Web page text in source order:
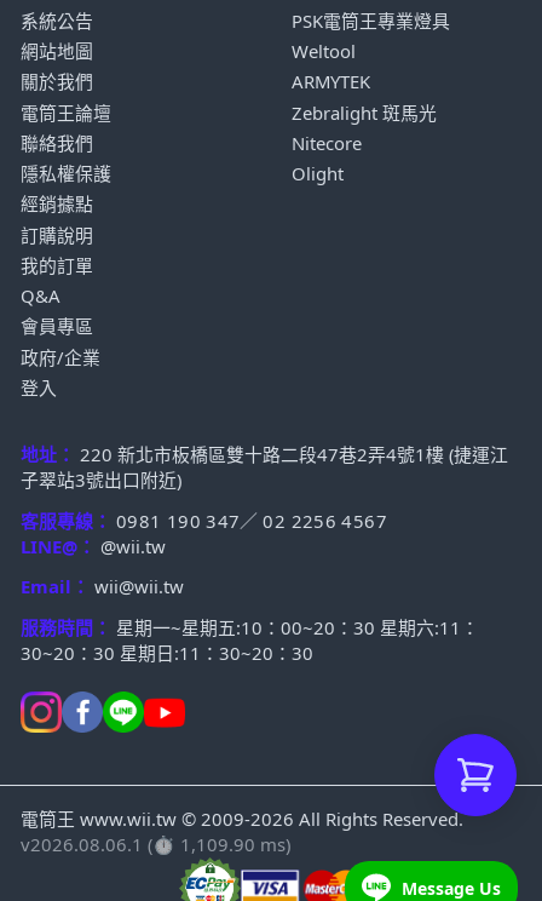
系統公告
網站地圖
關於我們
電筒王論壇
聯絡我們
隱私權保護
經銷據點
訂購說明
我的訂單
Q&A
會員專區
政府/企業
登入
PSK電筒王專業燈具
Weltool
ARMYTEK
Zebralight 斑馬光
Nitecore
Olight
地址： 220 新北市板橋區雙十路二段47巷2弄4號1樓 (捷運江
子翠站3號出口附近)
客服專線： 0981 190 347／02 2256 4567
LINE@： @wii.tw
Email： wii@wii.tw
服務時間： 星期一~星期五:10：00~20：30 星期六:11：
30~20：30 星期日:11：30~20：30
電筒王 www.wii.tw © 2009-2026 All Rights Reserved.
v2026.08.06.1 (⏱ 1,109.90 ms)
Message Us